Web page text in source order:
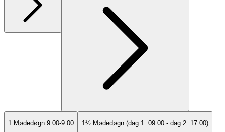
1 Mødedøgn 9.00-9.00
1½ Mødedøgn (dag 1: 09.00 - dag 2: 17.00)